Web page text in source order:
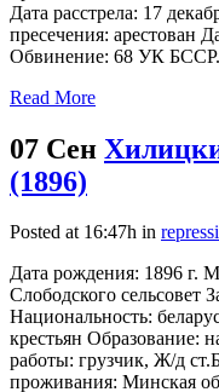
Дата расстрела: 17
пресечения: арестован
Обвинение: 68 УК
Read More
07 Сен
(1896)
Posted at 16:47h in
Дата рождения: 1896 г.
Слободского сельсовет
Национальность:
крестьян Образование:
работы: грузчик, Ж/д
проживания: Минская